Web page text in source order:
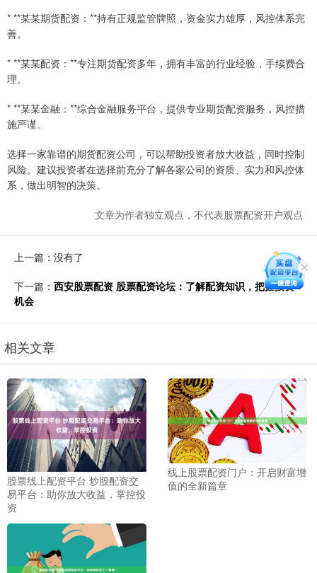
* **某某期货配资：**持有正规监管牌照，资金实力雄厚，风控体系完
善。
* **某某配资：**专注期货配资多年，拥有丰富的行业经验，手续费合
理。
* **某某金融：**综合金融服务平台，提供专业期货配资服务，风控措
施严谨。
选择一家靠谱的期货配资公司，可以帮助投资者放大收益，同时控制
风险。建议投资者在选择前充分了解各家公司的资质、实力和风控体
系，做出明智的决策。
文章为作者独立观点，不代表股票配资开户观点
上一篇：没有了
下一篇： 西安股票配资 股票配资论坛：了解配资知识，把握投资
机会
相关文章
股票线上配资平台 炒股配资交
易平台：助你放大收益，掌控投
资
线上股票配资门户：开启财富增
值的全新篇章